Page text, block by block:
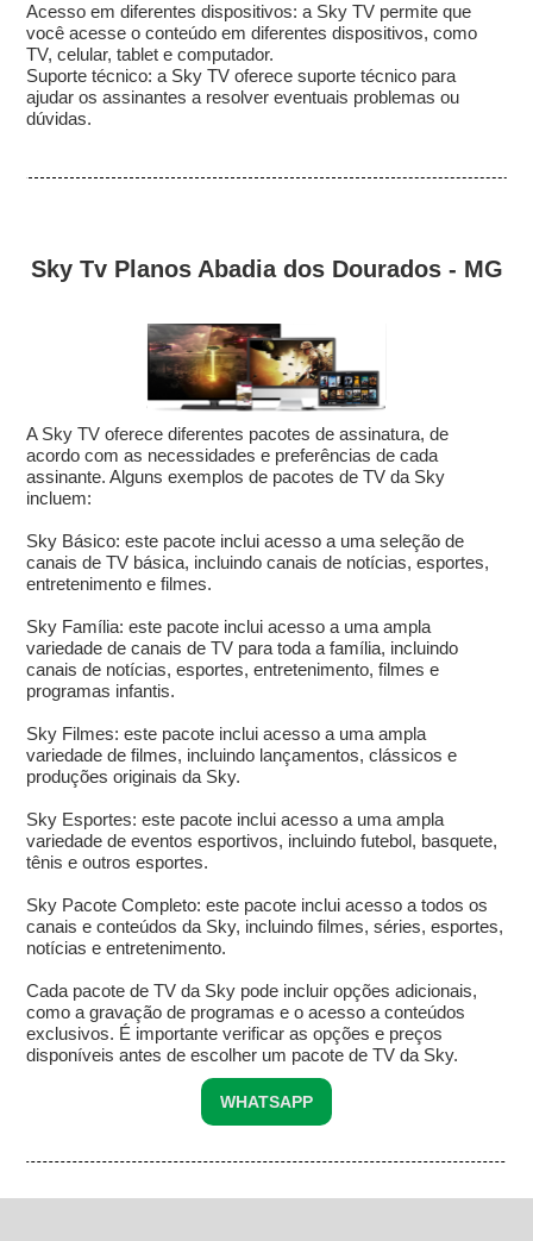
Acesso em diferentes dispositivos: a Sky TV permite que
você acesse o conteúdo em diferentes dispositivos, como
TV, celular, tablet e computador.
Suporte técnico: a Sky TV oferece suporte técnico para
ajudar os assinantes a resolver eventuais problemas ou
dúvidas.
Sky Tv Planos Abadia dos Dourados - MG
A Sky TV oferece diferentes pacotes de assinatura, de
acordo com as necessidades e preferências de cada
assinante. Alguns exemplos de pacotes de TV da Sky
incluem:
Sky Básico: este pacote inclui acesso a uma seleção de
canais de TV básica, incluindo canais de notícias, esportes,
entretenimento e filmes.
Sky Família: este pacote inclui acesso a uma ampla
variedade de canais de TV para toda a família, incluindo
canais de notícias, esportes, entretenimento, filmes e
programas infantis.
Sky Filmes: este pacote inclui acesso a uma ampla
variedade de filmes, incluindo lançamentos, clássicos e
produções originais da Sky.
Sky Esportes: este pacote inclui acesso a uma ampla
variedade de eventos esportivos, incluindo futebol, basquete,
tênis e outros esportes.
Sky Pacote Completo: este pacote inclui acesso a todos os
canais e conteúdos da Sky, incluindo filmes, séries, esportes,
notícias e entretenimento.
Cada pacote de TV da Sky pode incluir opções adicionais,
como a gravação de programas e o acesso a conteúdos
exclusivos. É importante verificar as opções e preços
disponíveis antes de escolher um pacote de TV da Sky.
WHATSAPP